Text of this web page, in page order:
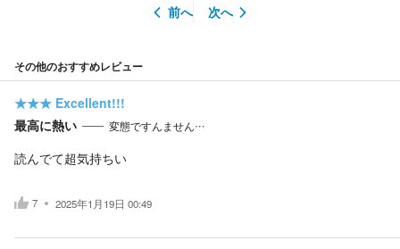
前へ 次へ
その他のおすすめレビュー
★★★ Excellent!!!
最高に熱い
変態ですんません…
読んでて超気持ちい
7 2025年1月19日 00:49